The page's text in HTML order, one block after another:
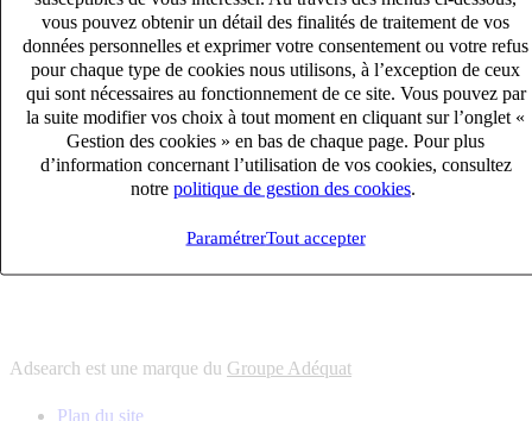
vous pouvez obtenir un détail des finalités de traitement de vos
données personnelles et exprimer votre consentement ou votre refus
pour chaque type de cookies nous utilisons, à l’exception de ceux
qui sont nécessaires au fonctionnement de ce site. Vous pouvez par
la suite modifier vos choix à tout moment en cliquant sur l’onglet «
Gestion des cookies » en bas de chaque page. Pour plus
d’information concernant l’utilisation de vos cookies, consultez
notre politique de gestion des cookies
ParamétrerTout accepter
12 bureaux en France
proximité avec nos clients et nos talents
6 solutions
s'adapter à vos besoin en recrutement
10 univers
connaître votre secteur et ses enjeux
proximité avec nos clients et nos talents
Adsearch est une marque du Groupe Adéquat
Plan du site